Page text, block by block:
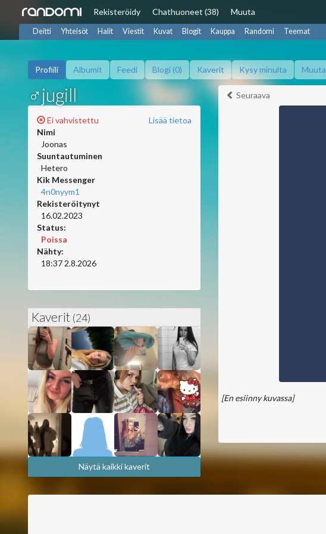
Rekisteröidy Chathuoneet (38) Muuta
Deitti Yhteisöt Halit Viestit Kuvat Blogit Kauppa Randomi Teemat
Profiili Albumit Feedi Blogi (0) Kaverit Kysy minulta Muuta
Seuraava
[En esiinny kuvassa]
♂jugill
Lisää tietoa
Ei vahvistettu
Nimi
Joonas
Suuntautuminen
Hetero
Kik Messenger
4n0nyym1
Rekisteröitynyt
16.02.2023
Status:
Poissa
Nähty:
18:37 2.8.2026
Kaverit (24)
Näytä kaikki kaverit